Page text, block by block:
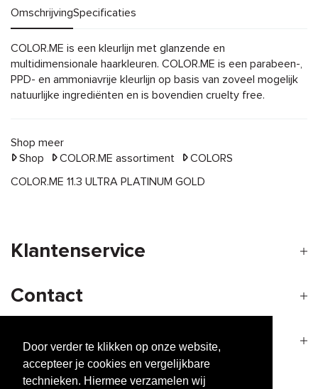
Door verder te klikken op onze website,
accepteer je cookies en vergelijkbare
technieken. Hiermee verzamelen wij
OmschrijvingSpecificaties
Omschrijving
COLOR.ME is een kleurlijn met glanzende en
multidimensionale haarkleuren. COLOR.ME is een parabeen-,
PPD- en ammoniavrije kleurlijn op basis van zoveel mogelijk
natuurlijke ingrediënten en is bovendien cruelty free.
Shop meer
Shop
COLOR.ME assortiment COLORS
COLOR.ME 11.3 ULTRA PLATINUM GOLD
Klantenservice
Contact
Openingstijden